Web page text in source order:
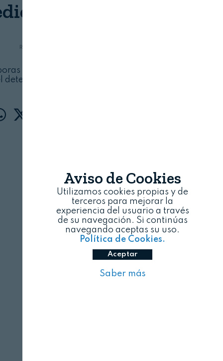
en polvo
REVISTA ALIMENTARIA
bacterianas resistentes al calor puede
deterioro del producto terminado
Aviso de Cookies
Utilizamos cookies propias y de
terceros para mejorar la
experiencia del usuario a través
de su navegación. Si continúas
navegando aceptas su uso.
Política de Cookies.
Aceptar
Saber más